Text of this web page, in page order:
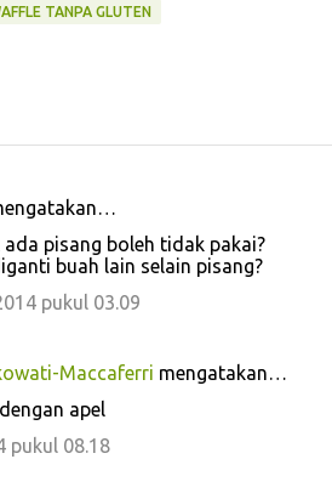
TANPA GLUTEN
pisang boleh tidak pakai?
buah lain selain pisang?
pukul 03.09
Maccaferri mengatakan…
apel
pukul 08.18